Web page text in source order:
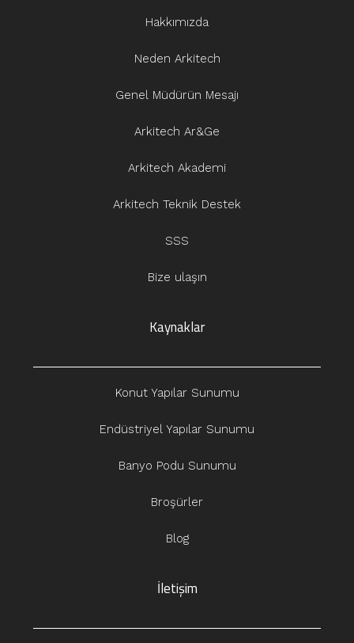
Hakkımızda
Neden Arkitech
Genel Müdürün Mesajı
Arkitech Ar&Ge
Arkitech Akademi
Arkitech Teknik Destek
SSS
Bize ulaşın
Kaynaklar
Konut Yapılar Sunumu
Endüstriyel Yapılar Sunumu
Banyo Podu Sunumu
Broşürler
Blog
İletişim